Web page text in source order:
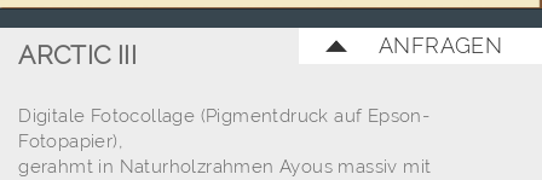
ANFRAGEN
ARCTIC III
Digitale Fotocollage (Pigmentdruck auf Epson-
Fotopapier),
gerahmt in Naturholzrahmen Ayous massiv mit